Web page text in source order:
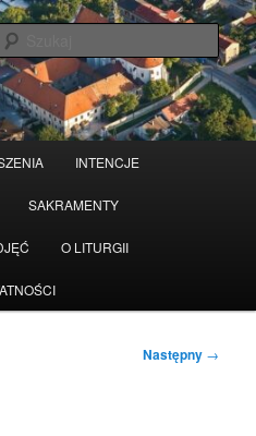
INTENCJE
SAKRAMENTY
O LITURGII
Następny →
Czytaj więcej odrzuć